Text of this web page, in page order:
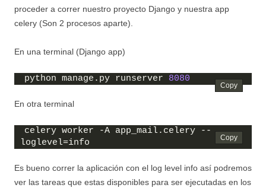
proceder a correr nuestro proyecto Django y nuestra app
celery (Son 2 procesos aparte).
En una terminal (Django app)
python manage.py runserver 8080
En otra terminal
celery worker -A app_mail.celery --
loglevel=info
Es bueno correr la aplicación con el log level info así podremos
ver las tareas que estas disponibles para ser ejecutadas en los